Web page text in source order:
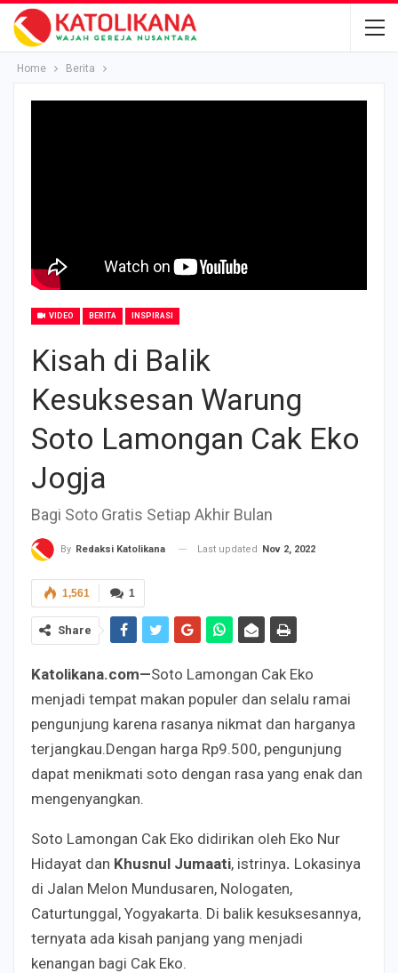
Home Berita
VIDEO BERITA INSPIRASI
Kisah di Balik
Kesuksesan Warung
Soto Lamongan Cak Eko
Jogja
Bagi Soto Gratis Setiap Akhir Bulan
By Redaksi Katolikana Last updated Nov 2, 2022
1
1,561
Share
Katolikana.com—Soto Lamongan Cak Eko
menjadi tempat makan populer dan selalu ramai
pengunjung karena rasanya nikmat dan harganya
terjangkau.Dengan harga Rp9.500, pengunjung
dapat menikmati soto dengan rasa yang enak dan
mengenyangkan.
Soto Lamongan Cak Eko didirikan oleh Eko Nur
Hidayat dan Khusnul Jumaati, istrinya. Lokasinya
di Jalan Melon Mundusaren, Nologaten,
Caturtunggal, Yogyakarta. Di balik kesuksesannya,
ternyata ada kisah panjang yang menjadi
kenangan bagi Cak Eko.